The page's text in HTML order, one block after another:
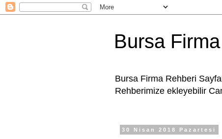
Bursa
Bursa Firma Rehberi
Rehberimize ekleyebilir
30 Nisan 2018 Pazartesi